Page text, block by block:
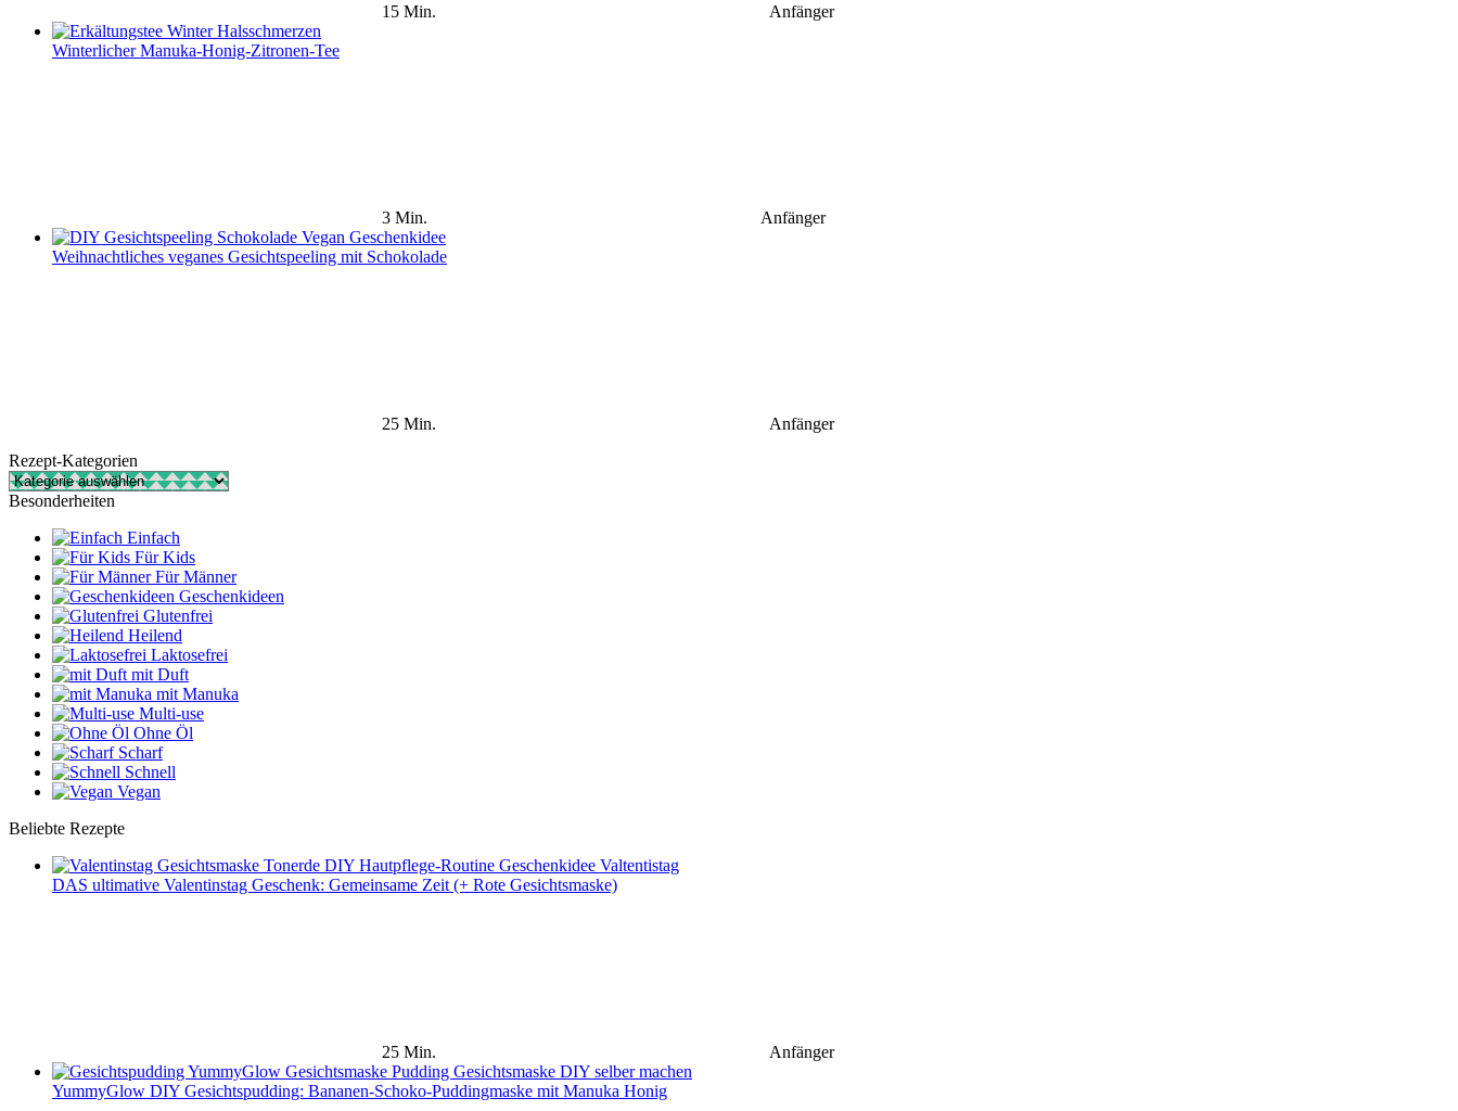
15 Min. Anfänger
Winterlicher Manuka-Honig-Zitronen-Tee
3 Min. Anfänger
Weihnachtliches veganes Gesichtspeeling mit Schokolade
25 Min.
Anfänger
Rezept-Kategorien
Rezept-
Kategorien
Besonderheiten
Einfach
Für Kids
Für Männer
Geschenkideen
Glutenfrei
Heilend
Laktosefrei
mit Duft
mit Manuka
Multi-use
Ohne Öl
Scharf
Schnell
Vegan
Beliebte Rezepte
DAS ultimative Valentinstag Geschenk: Gemeinsame Zeit (+ Rote Gesichtsmaske)
25 Min. Anfänger
YummyGlow DIY Gesichtspudding: Bananen-Schoko-Puddingmaske mit Manuka Honig